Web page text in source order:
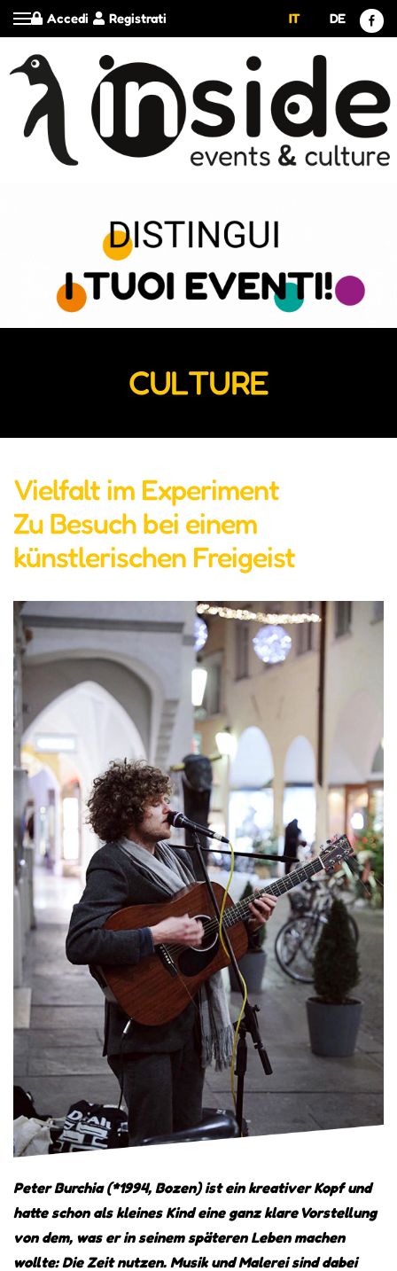
Registrati
Accedi IT DE
CULTURE
Vielfalt im Experiment
Zu Besuch bei einem
künstlerischen Freigeist
Peter Burchia (*1994, Bozen) ist ein kreativer Kopf und
hatte schon als kleines Kind eine ganz klare Vorstellung
von dem, was er in seinem späteren Leben machen
wollte: Die Zeit nutzen. Musik und Malerei sind dabei